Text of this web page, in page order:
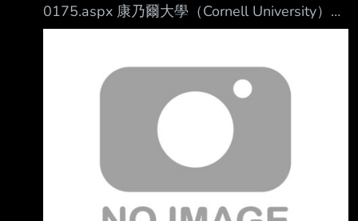
0175.aspx 康乃爾大學（Cornell University）的
新政策明訂：「嚴禁在公共廚房處理野生動物或
回應去年發生的事件， 當時有兩名學生將他們
獵捕的黑熊拖進宿舍廚房進行處理。 他們在宿
舍廚房將熊剝皮肢解，打算做「煙燻黑熊肉」。
其中一名學生亞倫．陳（Aaron Chin，音譯）在
Podcast上承認自己是當事人之一。 他解釋，他
和同校獵友原本打算把獵到的熊帶去朋友家處